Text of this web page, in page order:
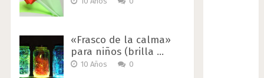
«Frasco de la calma»
para niños (brilla …
10 Años 0